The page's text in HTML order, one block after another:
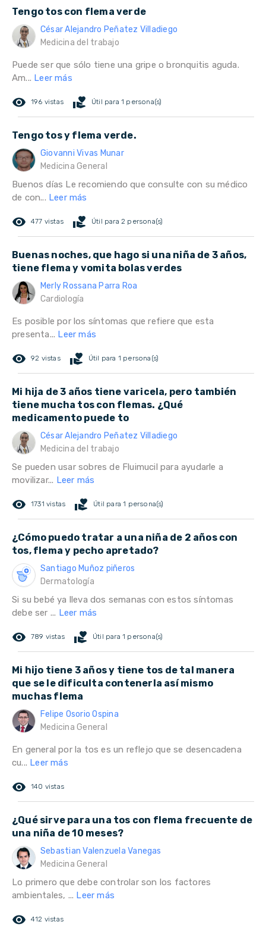
Tengo tos con flema verde
César Alejandro Peñatez Villadiego
Medicina del trabajo
Puede ser que sólo tiene una gripe o bronquitis aguda.
Am... Leer más
remove_red_eye 196 vistas volunteer_activism Útil para 1 persona(s)
Tengo tos y flema verde.
Giovanni Vivas Munar
Medicina General
Buenos días Le recomiendo que consulte con su médico
de con... Leer más
remove_red_eye 477 vistas volunteer_activism Útil para 2 persona(s)
Buenas noches, que hago si una niña de 3 años,
tiene flema y vomita bolas verdes
Merly Rossana Parra Roa
Cardiología
Es posible por los síntomas que refiere que esta
presenta... Leer más
remove_red_eye 92 vistas volunteer_activism Útil para 1 persona(s)
Mi hija de 3 años tiene varicela, pero también
tiene mucha tos con flemas. ¿Qué
medicamento puede to
César Alejandro Peñatez Villadiego
Medicina del trabajo
Se pueden usar sobres de Fluimucil para ayudarle a
movilizar... Leer más
remove_red_eye 1731 vistas volunteer_activism Útil para 1 persona(s)
¿Cómo puedo tratar a una niña de 2 años con
tos, flema y pecho apretado?
Santiago Muñoz piñeros
Dermatología
Si su bebé ya lleva dos semanas con estos síntomas
debe ser ... Leer más
remove_red_eye 789 vistas volunteer_activism Útil para 1 persona(s)
Mi hijo tiene 3 años y tiene tos de tal manera
que se le dificulta contenerla así mismo
muchas flema
Felipe Osorio Ospina
Medicina General
En general por la tos es un reflejo que se desencadena
cu... Leer más
remove_red_eye 140 vistas
¿Qué sirve para una tos con flema frecuente de
una niña de 10 meses?
Sebastian Valenzuela Vanegas
Medicina General
Lo primero que debe controlar son los factores
ambientales, ... Leer más
remove_red_eye 412 vistas